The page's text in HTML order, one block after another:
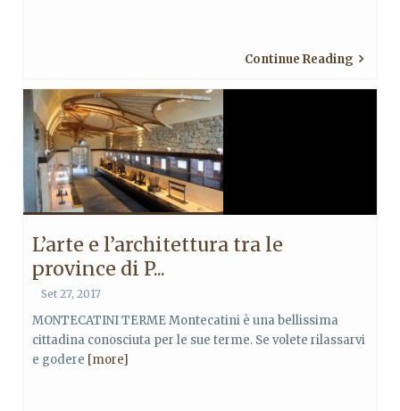
Continue Reading
L’arte e l’architettura tra le
province di P...
Set 27, 2017
MONTECATINI TERME Montecatini è una bellissima
cittadina conosciuta per le sue terme. Se volete rilassarvi
e godere [more]